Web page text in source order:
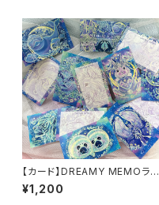
【カード】DREAMY MEMOラン
ダム10枚セット
¥1,200